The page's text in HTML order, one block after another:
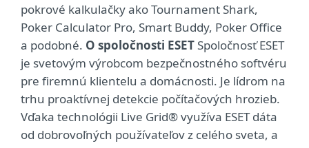
pokrové kalkulačky ako Tournament Shark,
Poker Calculator Pro, Smart Buddy, Poker Office
a podobné. O spoločnosti ESET Spoločnosť ESET
je svetovým výrobcom bezpečnostného softvéru
pre firemnú klientelu a domácnosti. Je lídrom na
trhu proaktívnej detekcie počítačových hrozieb.
Vďaka technológii Live Grid® využíva ESET dáta
od dobrovoľných používateľov z celého sveta, a